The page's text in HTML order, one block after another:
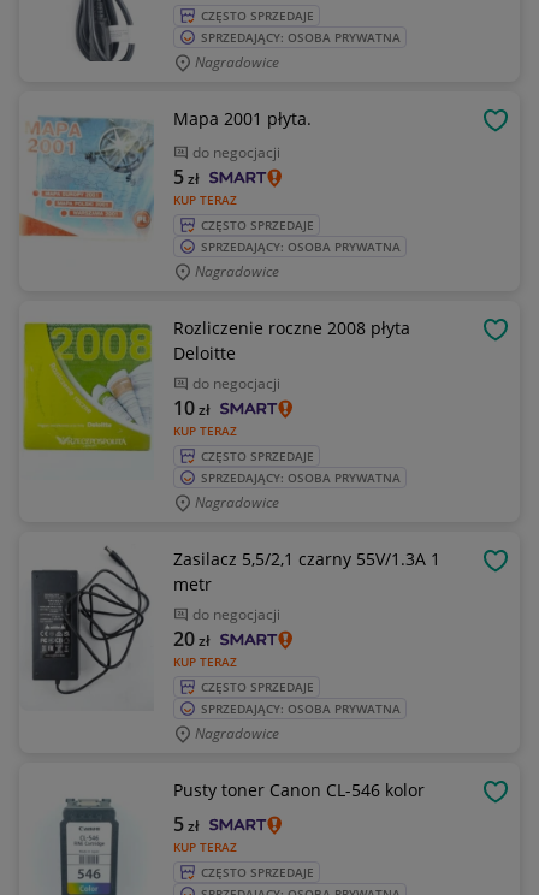
CZĘSTO SPRZEDAJE
SPRZEDAJĄCY: OSOBA PRYWATNA
Nagradowice
Mapa 2001 płyta.
do negocjacji
KUP TERAZ
5zł
CZĘSTO SPRZEDAJE
SPRZEDAJĄCY: OSOBA PRYWATNA
Nagradowice
Rozliczenie roczne 2008 płyta
Deloitte
do negocjacji
KUP TERAZ
10zł
CZĘSTO SPRZEDAJE
SPRZEDAJĄCY: OSOBA PRYWATNA
Nagradowice
Zasilacz 5,5/2,1 czarny 55V/1.3A 1
metr
do negocjacji
KUP TERAZ
20zł
CZĘSTO SPRZEDAJE
SPRZEDAJĄCY: OSOBA PRYWATNA
Nagradowice
Pusty toner Canon CL-546 kolor
KUP TERAZ
5zł
CZĘSTO SPRZEDAJE